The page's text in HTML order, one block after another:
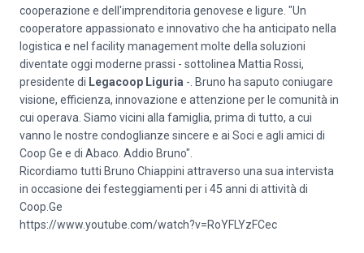
cooperazione e dell'imprenditoria genovese e ligure. "Un
cooperatore appassionato e innovativo che ha anticipato nella
logistica e nel facility management molte della soluzioni
diventate oggi moderne prassi - sottolinea Mattia Rossi,
presidente di Legacoop Liguria -. Bruno ha saputo coniugare
visione, efficienza, innovazione e attenzione per le comunità in
cui operava. Siamo vicini alla famiglia, prima di tutto, a cui
vanno le nostre condoglianze sincere e ai Soci e agli amici di
Coop Ge e di Abaco. Addio Bruno".
Ricordiamo tutti Bruno Chiappini attraverso una sua intervista
in occasione dei festeggiamenti per i 45 anni di attività di
Coop.Ge
https://www.youtube.com/watch?v=RoYFLYzFCec